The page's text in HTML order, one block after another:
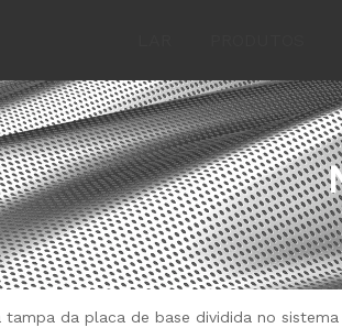
tampa da placa de base dividida no